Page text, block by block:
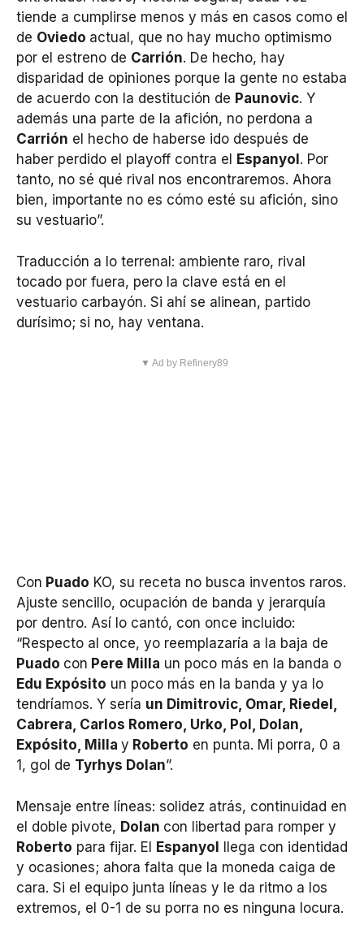
tiende a cumplirse menos y más en casos como el
de Oviedo actual, que no hay mucho optimismo
por el estreno de Carrión. De hecho, hay
disparidad de opiniones porque la gente no estaba
de acuerdo con la destitución de Paunovic. Y
además una parte de la afición, no perdona a
Carrión el hecho de haberse ido después de
haber perdido el playoff contra el
Espanyol . Por
tanto, no sé qué rival nos encontraremos. Ahora
bien, importante no es cómo esté su afición, sino
su vestuario”.
Traducción a lo terrenal: ambiente raro, rival
tocado por fuera, pero la clave está en el
vestuario carbayón. Si ahí se alinean, partido
durísimo; si no, hay ventana.
▼ Ad by Refinery89
Con Puado KO, su receta no busca inventos raros.
Ajuste sencillo, ocupación de banda y jerarquía
por dentro. Así lo cantó, con once incluido:
“Respecto al once, yo reemplazaría a la baja de
Puado con Pere Milla un poco más en la banda o
Edu Expósito un poco más en la banda y ya lo
tendríamos. Y sería un Dimitrovic, Omar, Riedel,
Cabrera, Carlos Romero, Urko, Pol, Dolan,
Expósito, Milla y Roberto en punta. Mi porra, 0 a
1, gol de Tyrhys Dolan”.
Mensaje entre líneas: solidez atrás, continuidad en
el doble pivote, Dolan con libertad para romper y
Roberto para fijar. El Espanyol llega con identidad
y ocasiones; ahora falta que la moneda caiga de
cara. Si el equipo junta líneas y le da ritmo a los
extremos, el 0-1 de su porra no es ninguna locura.